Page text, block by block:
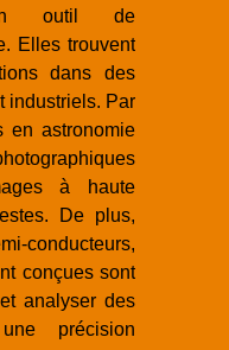
outil de
Elles trouvent
dans des
industriels. Par
en astronomie
à haute
De plus,
conducteurs,
conçues sont
analyser des
précision